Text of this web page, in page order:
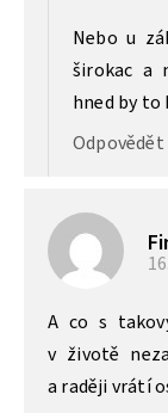
Nebo u
širokac a
hned by
Odpovědět
A co s
v životě
a raději vrátí